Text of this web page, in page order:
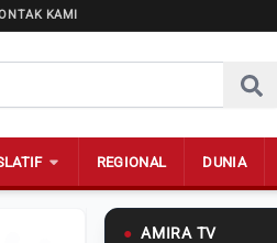
KAMI
REGIONAL DUNIA
● AMIRA TV